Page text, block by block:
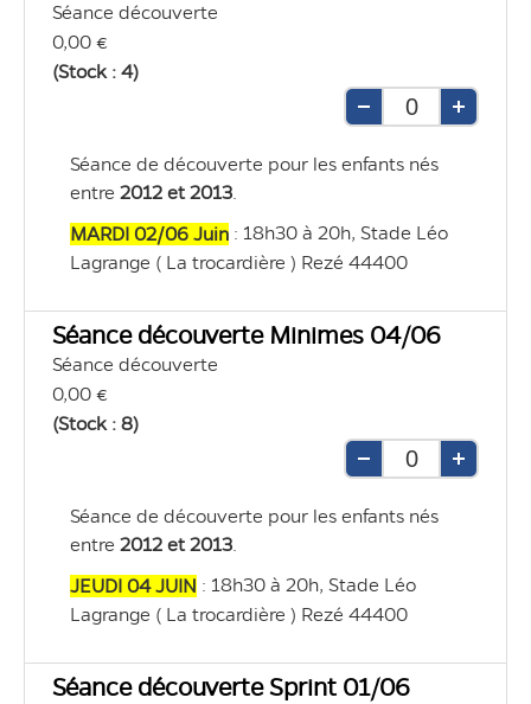
Séance découverte
0,00 €
(Stock : 4)
Retirer
unité
Ajouter
Séance de découverte pour les enfants nés
entre 2012 et 2013.
MARDI 02/06 Juin : 18h30 à 20h, Stade Léo
Lagrange ( La trocardière ) Rezé 44400
Séance découverte Minimes 04/06
Séance découverte
0,00 €
(Stock : 8)
Retirer
unité
Ajouter
Séance de découverte pour les enfants nés
entre 2012 et 2013.
JEUDI 04 JUIN : 18h30 à 20h, Stade Léo
Lagrange ( La trocardière ) Rezé 44400
Séance découverte Sprint 01/06